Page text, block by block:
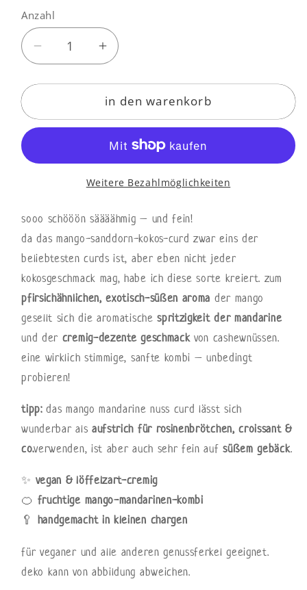
Anzahl
Anzahl
Verringere
die
Menge
curd
nuss
Erhöhe
die
Menge
für
curd
mango
mandarine
nuss
in den warenkorb
Weitere Bezahlmöglichkeiten
sooo schööön säääähmig – und fein!
da das mango-sanddorn-kokos-curd zwar eins der
beliebtesten curds ist, aber eben nicht jeder
kokosgeschmack mag, habe ich diese sorte kreiert. zum
pfirsichähnlichen, exotisch-süßen aroma der mango
gesellt sich die aromatische spritzigkeit der mandarine
und der cremig-dezente geschmackvon cashewnüssen.
eine wirklich stimmige, sanfte kombi – unbedingt
probieren!
tipp:das mango mandarine nuss curd lässt sich
wunderbar als aufstrich für rosinenbrötchen, croissant &
co.verwenden, ist aber auch sehr fein aufsüßem gebäck.
✨ vegan & löffelzart-cremig
🍊 fruchtige mango-mandarinen-kombi
🥄 handgemacht in kleinen chargen
für veganer und alle anderen genussferkel geeignet.
deko kann von abbildung abweichen.